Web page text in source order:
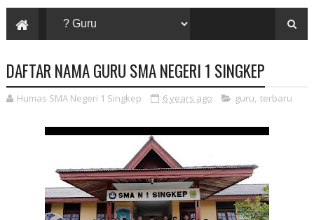
DAFTAR NAMA GURU SMA NEGERI 1 SINGKEP
Humas SMA Negeri 1 Singkep 6 years ago guru terbaru